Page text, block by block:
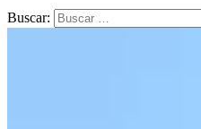
Buscar: